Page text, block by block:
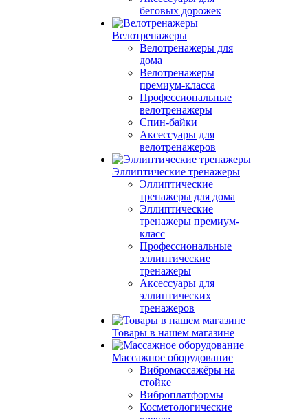
беговых дорожек
Велотренажеры
Велотренажеры для
дома
Велотренажеры
премиум-класса
Профессиональные
велотренажеры
Спин-байки
Аксессуары для
велотренажеров
Эллиптические тренажеры
Эллиптические
тренажеры для дома
Эллиптические
тренажеры премиум-
класс
Профессиональные
эллиптические
тренажеры
Аксессуары для
эллиптических
тренажеров
Товары в нашем магазине
Массажное оборудование
Вибромассажёры на
стойке
Виброплатформы
Косметологические